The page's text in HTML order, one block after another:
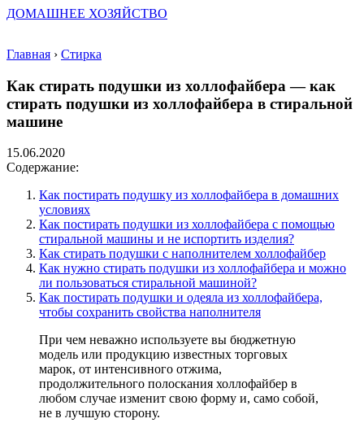
ДОМАШНЕЕ ХОЗЯЙСТВО
Главная › Стирка
Как стирать подушки из холлофайбера — как
стирать подушки из холлофайбера в стиральной
машине
15.06.2020
Содержание:
Как постирать подушку из холлофайбера в домашних
условиях
Как постирать подушки из холлофайбера с помощью
стиральной машины и не испортить изделия?
Как стирать подушки с наполнителем холлофайбер
Как нужно стирать подушки из холлофайбера и можно
ли пользоваться стиральной машиной?
Как постирать подушки и одеяла из холлофайбера,
чтобы сохранить свойства наполнителя
При чем неважно используете вы бюджетную
модель или продукцию известных торговых
марок, от интенсивного отжима,
продолжительного полоскания холлофайбер в
любом случае изменит свою форму и, само собой,
не в лучшую сторону.